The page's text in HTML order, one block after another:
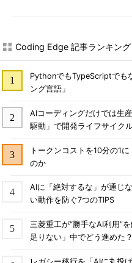
Coding Edge 記事ランキング
PythonでもTypeScriptでも
ング言語」
AIコーディングだけでは生
駆動」で開発ライフサイク
トークンコストを10分の1
のか
AIに「絶対するな」が通じ
い動作を防ぐ7つのTIPS
三菱重工が“勝手なAI利用”
足りない」中でどう進めた？